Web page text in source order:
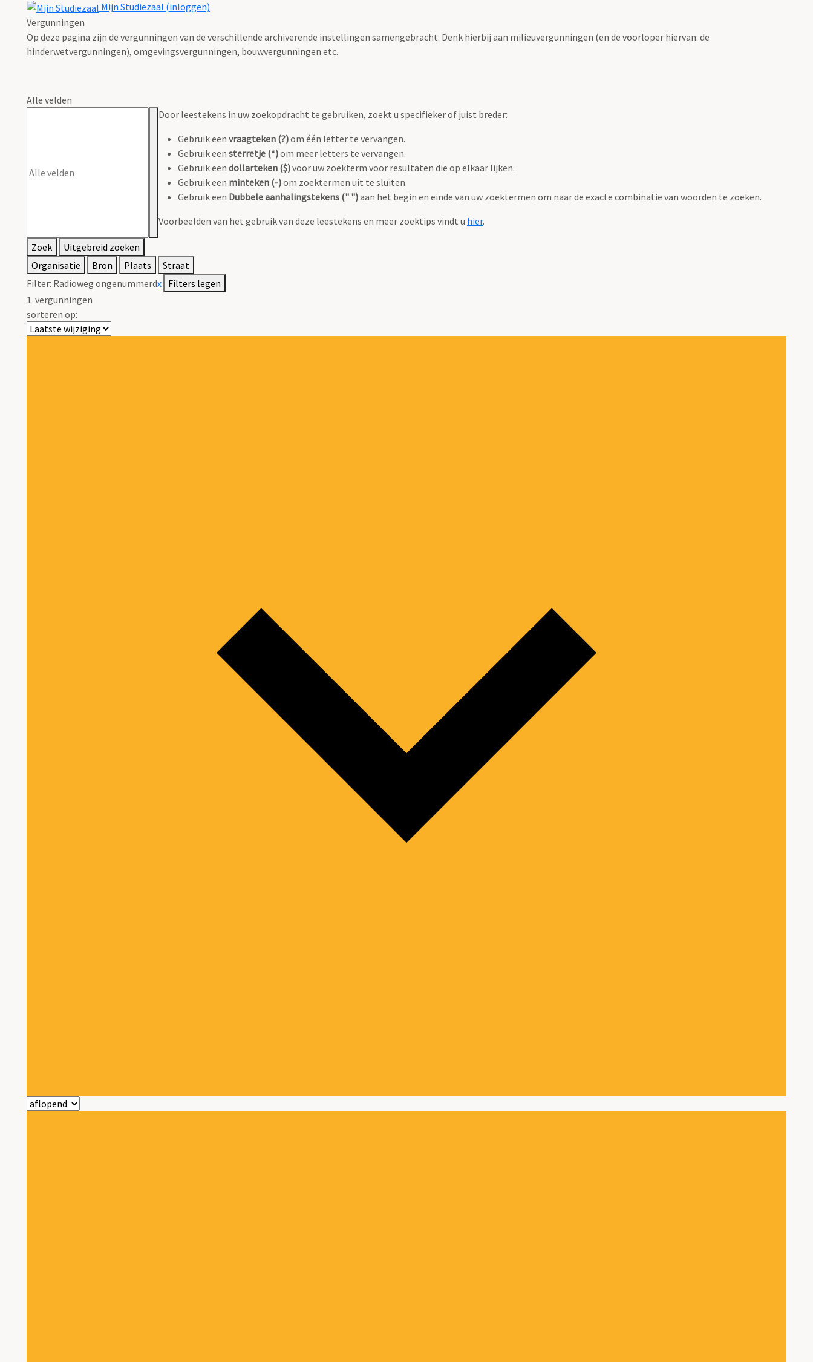
Mijn Studiezaal (inloggen)
Vergunningen
Op deze pagina zijn de vergunningen van de verschillende archiverende instellingen samengebracht. Denk hierbij aan milieuvergunningen (en de voorloper hiervan: de
hinderwetvergunningen), omgevingsvergunningen, bouwvergunningen etc.
Alle velden
Door leestekens in uw zoekopdracht te gebruiken, zoekt u specifieker of juist breder:
Gebruik een vraagteken (?)om één letter te vervangen.
Gebruik een sterretje (*)om meer letters te vervangen.
Gebruik een dollarteken ($)voor uw zoekterm voor resultaten die op elkaar lijken.
Gebruik een minteken (-)om zoektermen uit te sluiten.
Gebruik een Dubbele aanhalingstekens (" ")aan het begin en einde van uw zoektermen om naar de exacte combinatie van woorden te zoeken.
Voorbeelden van het gebruik van deze leestekens en meer zoektips vindt u hier.
Zoek
Uitgebreid zoeken
Organisatie
Bron Plaats
Straat
Filter: Radioweg ongenummerdx Filters legen
1 vergunningen
sorteren op: